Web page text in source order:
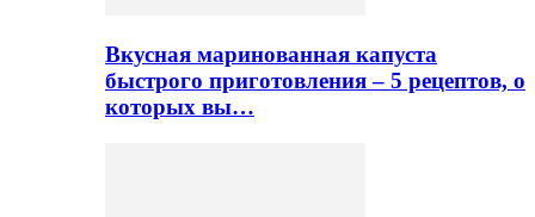
Вкусная маринованная капуста
быстрого приготовления – 5 рецептов, о
которых вы…